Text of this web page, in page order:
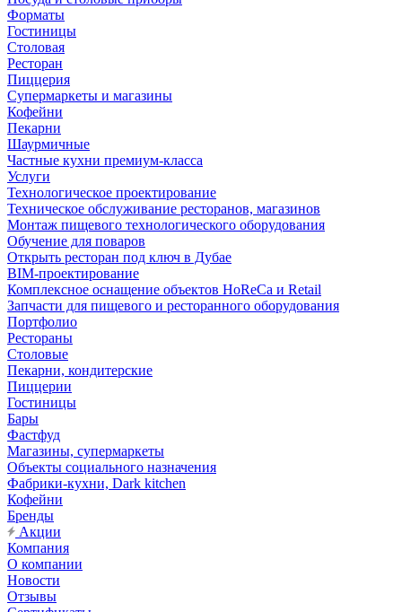
Форматы
Гостиницы
Столовая
Ресторан
Пиццерия
Супермаркеты и магазины
Кофейни
Пекарни
Шаурмичные
Частные кухни премиум-класса
Услуги
Технологическое проектирование
Техническое обслуживание ресторанов, магазинов
Монтаж пищевого технологического оборудования
Обучение для поваров
Открыть ресторан под ключ в Дубае
BIM-проектирование
Комплексное оснащение объектов HoReCa и Retail
Запчасти для пищевого и ресторанного оборудования
Портфолио
Рестораны
Столовые
Пекарни, кондитерские
Пиццерии
Гостиницы
Бары
Фастфуд
Магазины, супермаркеты
Объекты социального назначения
Фабрики-кухни, Dark kitchen
Кофейни
Бренды
Акции
Компания
О компании
Новости
Отзывы